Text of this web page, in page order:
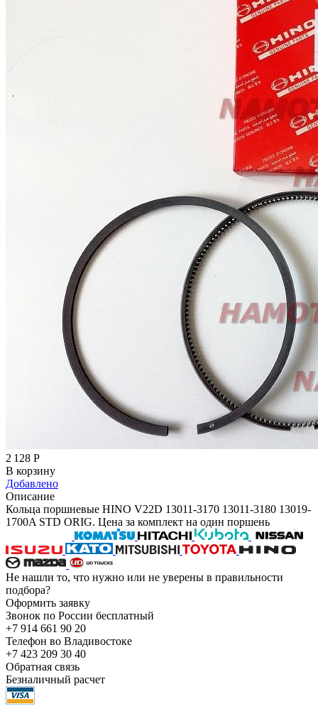
2 128 Р
В корзину
Добавлено
Описание
Кольца поршневые HINO V22D 13011-3170 13011-3180 13019-
1700A STD ORIG. Цена за комплект на один поршень
Не нашли то, что нужно или не уверены в правильности
подбора?
Оформить заявку
Звонок по России бесплатный
+7 914 661 90 20
Телефон во Владивостоке
+7 423 209 30 40
Обратная связь
Безналичный расчет